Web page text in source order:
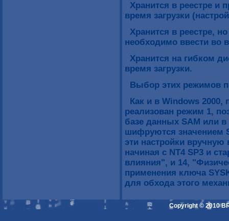
Хранится в реестре и
время загрузки
Хранится в реестре,
необходимо ввести во
Хранится на гибком
время загрузки.
Выбор этих режимов
Как и в Windows 2000,
реализован режим 1,
базе данных SAM или
шифруются значением
эти настройки
начиная с NT4 SP3 и
влияния", и 14,
применения ключа
для обхода этого
Copyright © 2010